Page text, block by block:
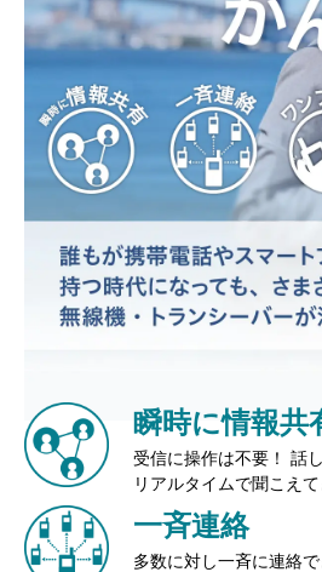
瞬時に情報共
受信に操作は不要！ 話
リアルタイムで聞こえ
一斉連絡
多数に対し一斉に連絡